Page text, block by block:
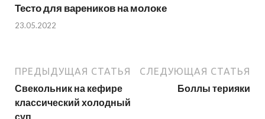
Тесто для вареников на молоке
23.05.2022
ПРЕДЫДУЩАЯ СТАТЬЯ
Свекольник на кефире
классический холодный
суп
СЛЕДУЮЩАЯ СТАТЬЯ
Боллы терияки